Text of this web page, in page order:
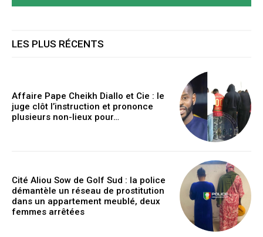
LES PLUS RÉCENTS
Affaire Pape Cheikh Diallo et Cie : le
juge clôt l’instruction et prononce
plusieurs non-lieux pour…
Cité Aliou Sow de Golf Sud : la police
démantèle un réseau de prostitution
dans un appartement meublé, deux
femmes arrêtées